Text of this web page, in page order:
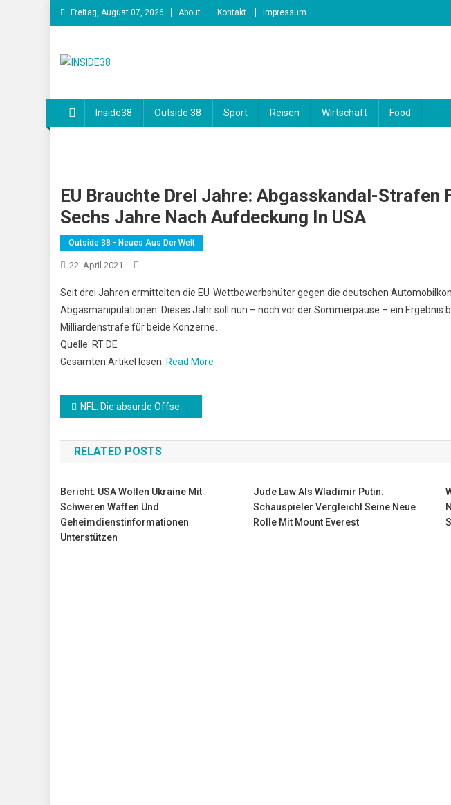
Skip
to
Freitag, August 07, 2026 About Kontakt Impressum
Inside38 Outside 38 Sport Reisen Wirtschaft Food
EU Brauchte Drei Jahre: Abgasskandal-Strafen
Sechs Jahre Nach Aufdeckung In USA
Outside 38 - Neues Aus Der Welt
22. April 2021
Seit drei Jahren ermittelten die EU-Wettbewerbshüter gegen die deutschen
Abgasmanipulationen. Dieses Jahr soll nun – noch vor der Sommerpause – ein Ergebnis
Milliardenstrafe für beide Konzerne.
Quelle: RT DE
Gesamten Artikel lesen: Read More
Beitrags-
Navigation
NFL: Die absurde Offseason der Houston Texans: Das steckt dahinter
RELATED POSTS
Bericht: USA Wollen Ukraine Mit
Schweren Waffen Und
Geheimdienstinformationen
Unterstützen
Jude Law Als Wladimir Putin:
Schauspieler Vergleicht Seine Neue
Rolle Mit Mount Everest